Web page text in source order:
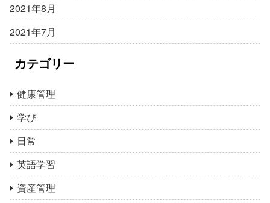
2021年8月
2021年7月
カテゴリー
健康管理
学び
日常
英語学習
資産管理